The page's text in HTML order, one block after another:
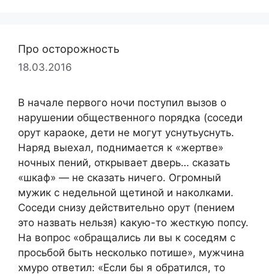
Про осторожность
18.03.2016
В начале первого ночи поступил вызов о
нарушении общественного порядка (соседи
орут караоке, дети не могут уснутьуснуть.
Наряд выехал, поднимается к «жертве»
ночных пений, открывает дверь… сказать
«шкаф» — не сказать ничего. Огромный
мужик с недельной щетиной и наколками.
Соседи снизу действительно орут (пением
это назвать нельзя) какую-то жесткую попсу.
На вопрос «обращались ли вы к соседям с
просьбой быть несколько потише», мужчина
хмуро ответил: «Если бы я обратился, то